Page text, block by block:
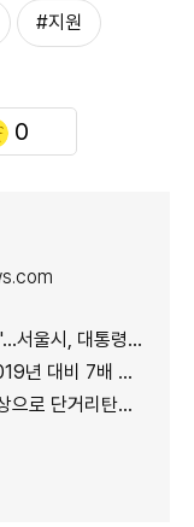
#지원
0
에 정비사업 '백서' 전달
대비 7배 증가
발사…42일 만에 도발 外